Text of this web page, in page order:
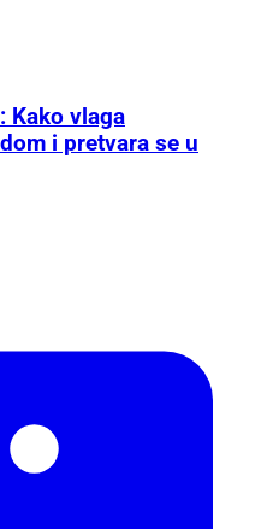
Kako vlaga
i pretvara se u